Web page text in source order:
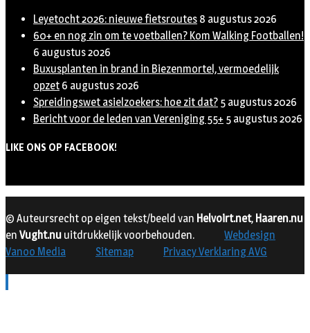
Leyetocht 2026: nieuwe fietsroutes 8 augustus 2026
60+ en nog zin om te voetballen? Kom Walking Footballen!
6 augustus 2026
Buxusplanten in brand in Biezenmortel, vermoedelijk
opzet 6 augustus 2026
Spreidingswet asielzoekers: hoe zit dat? 5 augustus 2026
Bericht voor de leden van Vereniging 55+ 5 augustus 2026
LIKE ONS OP FACEBOOK!
© Auteursrecht op eigen tekst/beeld van Helvoirt.net, Haaren.nu
en Vught.nu uitdrukkelijk voorbehouden.
Webdesign
Vanoo Media
Sitemap Privacy Verklaring AVG